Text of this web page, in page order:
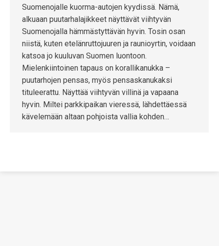
Suomenojalle kuorma-autojen kyydissä. Nämä,
alkuaan puutarhalajikkeet näyttävät viihtyvän
Suomenojalla hämmästyttävän hyvin. Tosin osan
niistä, kuten etelänruttojuuren ja raunioyrtin, voidaan
katsoa jo kuuluvan Suomen luontoon.
Mielenkiintoinen tapaus on korallikanukka –
puutarhojen pensas, myös pensaskanukaksi
tituleerattu. Näyttää viihtyvän villinä ja vapaana
hyvin. Miltei parkkipaikan vieressä, lähdettäessä
kävelemään altaan pohjoista vallia kohden…